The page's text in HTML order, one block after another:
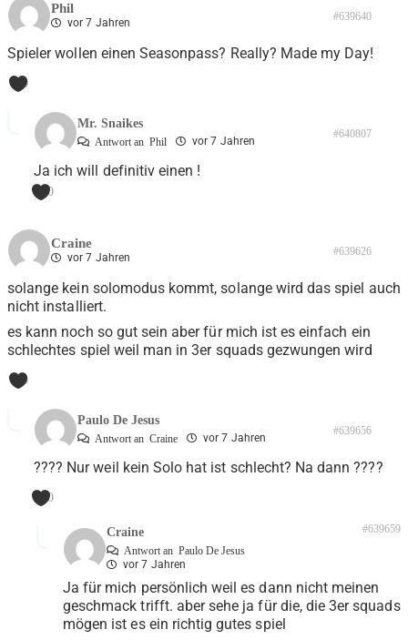
Phil
vor 7 Jahren #639640
Spieler wollen einen Seasonpass? Really? Made my Day!
0
Mr. Snaikes
Antwort an Phil vor 7 Jahren
#640807
Ja ich will definitiv einen !
0
Craine
vor 7 Jahren #639626
solange kein solomodus kommt, solange wird das spiel auch
nicht installiert.
es kann noch so gut sein aber für mich ist es einfach ein
schlechtes spiel weil man in 3er squads gezwungen wird
0
Paulo De Jesus
Antwort an Craine vor 7 Jahren
#639656
???? Nur weil kein Solo hat ist schlecht? Na dann ????
0
Craine
Antwort an Paulo De Jesus
vor 7 Jahren
#639659
Ja für mich persönlich weil es dann nicht meinen
geschmack trifft. aber sehe ja für die, die 3er squads
mögen ist es ein richtig gutes spiel